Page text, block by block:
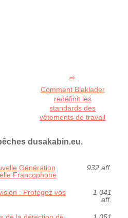
Comment Blaklader
redéfinit les
standards des
vêtements de travail
dusakabin.eu.
Génération
Francophone
932 aff.
: Protégez vos
1 041
aff.